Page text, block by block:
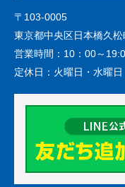
〒103-0005
東京都中央区日本橋久
営業時間： 10：00～
定休日： 火曜日・水曜日